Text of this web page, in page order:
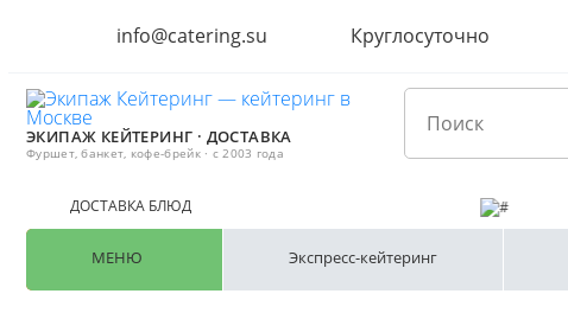
info@catering.su Круглосуточно
ЭКИПАЖ КЕЙТЕРИНГ · ДОСТАВКА
Фуршет, банкет, кофе-брейк · с 2003 года
ДОСТАВКА БЛЮД
МЕНЮ Экспресс-кейтеринг